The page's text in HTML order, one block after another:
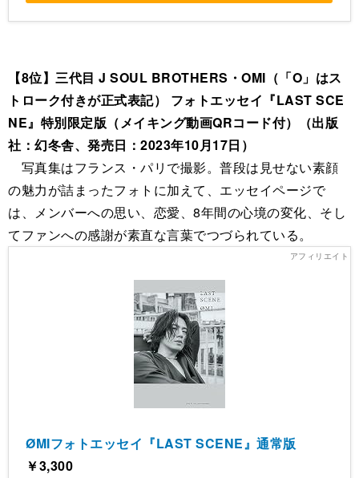
【8位】三代目 J SOUL BROTHERS・OMI（「O」はス
トローク付きが正式表記） フォトエッセイ『LAST SCE
NE』特別限定版（メイキング動画QRコード付）（出版
社：幻冬舎、発売日：2023年10月17日）
写真集はフランス・パリで撮影。普段は見せない素顔
の魅力が詰まったフォトに加えて、エッセイページで
は、メンバーへの思い、恋愛、8年間の心境の変化、そし
てファンへの感謝が素直な言葉でつづられている。
ØMIフォトエッセイ『LAST SCENE』通常版
￥3,300